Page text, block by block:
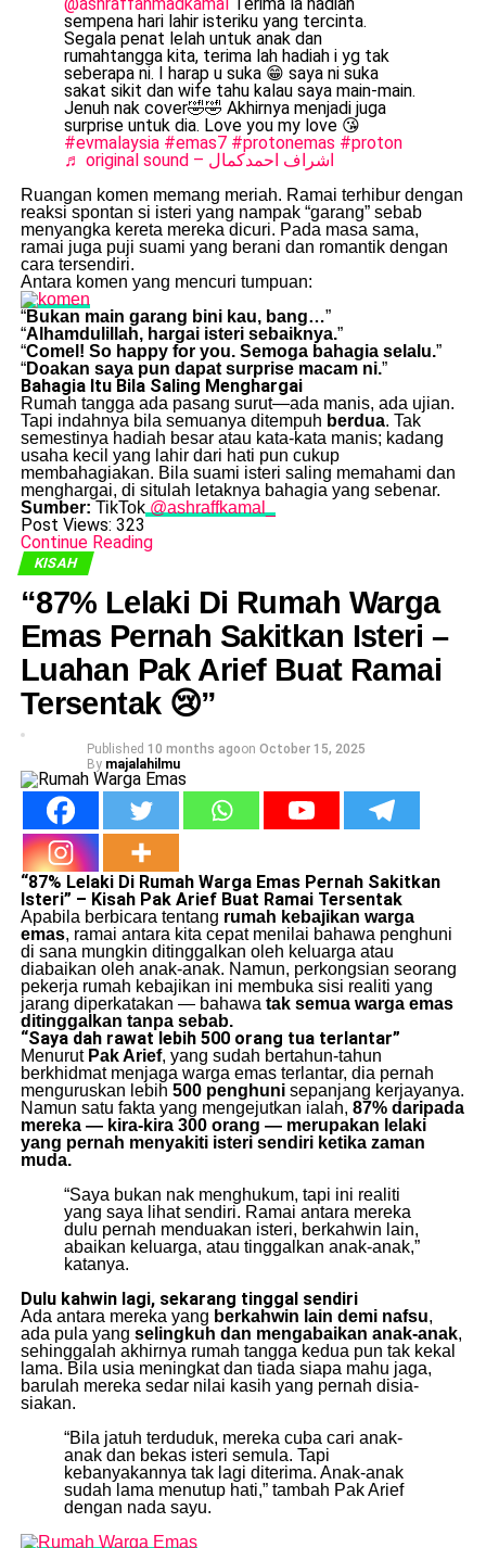
sempena hari lahir isteriku yang tercinta.
Segala penat lelah untuk anak dan
rumahtangga kita, terima lah hadiah i yg tak
seberapa ni. I harap u suka 😁 saya ni suka
sakat sikit dan wife tahu kalau saya main-main.
Jenuh nak cover🤣🤣 Akhirnya menjadi juga
surprise untuk dia. Love you my love 😘
#evmalaysia #emas7 #protonemas #proton
♬ original sound – اشراف احمدكمال
Ruangan komen memang meriah. Ramai terhibur dengan
reaksi spontan si isteri yang nampak “garang” sebab
menyangka kereta mereka dicuri. Pada masa sama,
ramai juga puji suami yang berani dan romantik dengan
cara tersendiri.
Antara komen yang mencuri tumpuan:
“Bukan main garang bini kau, bang…”
“Alhamdulillah, hargai isteri sebaiknya.”
“Comel! So happy for you. Semoga bahagia selalu.”
“Doakan saya pun dapat surprise macam ni.”
Bahagia Itu Bila Saling Menghargai
Rumah tangga ada pasang surut—ada manis, ada ujian.
Tapi indahnya bila semuanya ditempuh berdua. Tak
semestinya hadiah besar atau kata-kata manis; kadang
usaha kecil yang lahir dari hati pun cukup
membahagiakan. Bila suami isteri saling memahami dan
menghargai, di situlah letaknya bahagia yang sebenar.
Sumber: TikTok@ashraffkamal_
Post Views: 323
Continue Reading
KISAH
“87% Lelaki Di Rumah Warga
Emas Pernah Sakitkan Isteri –
Luahan Pak Arief Buat Ramai
Tersentak 😢”
Published 10 months agoon October 15, 2025
By majalahilmu
“87% Lelaki Di Rumah Warga Emas Pernah Sakitkan
Isteri” – Kisah Pak Arief Buat Ramai Tersentak
Apabila berbicara tentang rumah kebajikan warga
emas, ramai antara kita cepat menilai bahawa penghuni
di sana mungkin ditinggalkan oleh keluarga atau
diabaikan oleh anak-anak. Namun, perkongsian seorang
pekerja rumah kebajikan ini membuka sisi realiti yang
jarang diperkatakan — bahawa tak semua warga emas
ditinggalkan tanpa sebab.
“Saya dah rawat lebih 500 orang tua terlantar”
Menurut Pak Arief, yang sudah bertahun-tahun
berkhidmat menjaga warga emas terlantar, dia pernah
menguruskan lebih 500 penghunisepanjang kerjayanya.
Namun satu fakta yang mengejutkan ialah, 87% daripada
mereka — kira-kira 300 orang — merupakan lelaki
yang pernah menyakiti isteri sendiri ketika zaman
muda.
“Saya bukan nak menghukum, tapi ini realiti
yang saya lihat sendiri. Ramai antara mereka
dulu pernah menduakan isteri, berkahwin lain,
abaikan keluarga, atau tinggalkan anak-anak,”
katanya.
Dulu kahwin lagi, sekarang tinggal sendiri
Ada antara mereka yang berkahwin lain demi nafsu,
ada pula yang selingkuh dan mengabaikan anak-anak,
sehinggalah akhirnya rumah tangga kedua pun tak kekal
lama. Bila usia meningkat dan tiada siapa mahu jaga,
barulah mereka sedar nilai kasih yang pernah disia-
siakan.
“Bila jatuh terduduk, mereka cuba cari anak-
anak dan bekas isteri semula. Tapi
kebanyakannya tak lagi diterima. Anak-anak
sudah lama menutup hati,” tambah Pak Arief
dengan nada sayu.